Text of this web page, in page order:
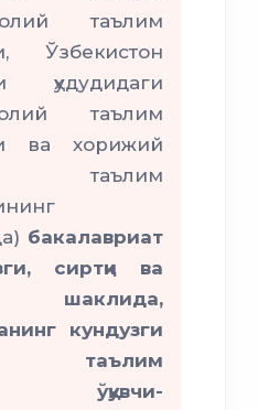
таълим
Ўзбекистон
ҳудудидаги
таълим
ва хорижий
бакалавриат
сиртқи ва
кундузги
таълим
ўқувчи-